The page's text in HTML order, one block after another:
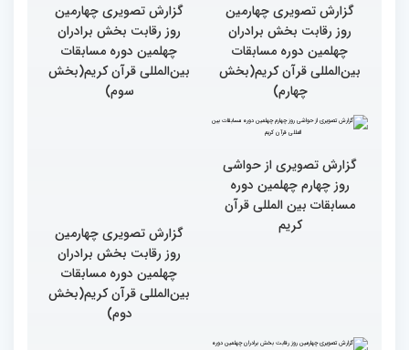
گزارش تصویری چهارمین
روز رقابت بخش برادران
چهلمین دوره مسابقات
بین‌المللی قرآن کریم(بخش
چهارم)
گزارش تصویری چهارمین
روز رقابت بخش برادران
چهلمین دوره مسابقات
بین‌المللی قرآن کریم(بخش
سوم)
گزارش تصویری از حواشی
روز چهارم چهلمین دوره
مسابقات بین المللی قرآن
کریم
گزارش تصویری چهارمین
روز رقابت بخش برادران
چهلمین دوره مسابقات
بین‌المللی قرآن کریم(بخش
دوم)